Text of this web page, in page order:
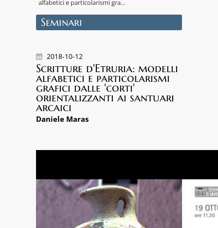
alfabetici e particolarismi gra...
Seminari
2018-10-12
Scritture d'Etruria: modelli
alfabetici e particolarismi
grafici dalle 'corti'
orientalizzanti ai santuari
arcaici
Daniele Maras